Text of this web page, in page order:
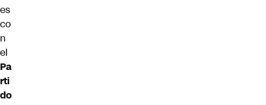
es
co
n
el
Pa
rti
do